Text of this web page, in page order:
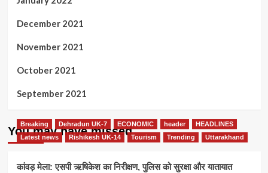
December 2021
November 2021
October 2021
September 2021
You may have missed
Breaking Dehradun UK-7 ECONOMIC header
HEADLINES
Latest news
Rishikesh UK-14 Tourism Trending Uttarakhand
कांवड़ मेला: एसपी ऋषिकेश का निरीक्षण, पुलिस को सुरक्षा और यातायात